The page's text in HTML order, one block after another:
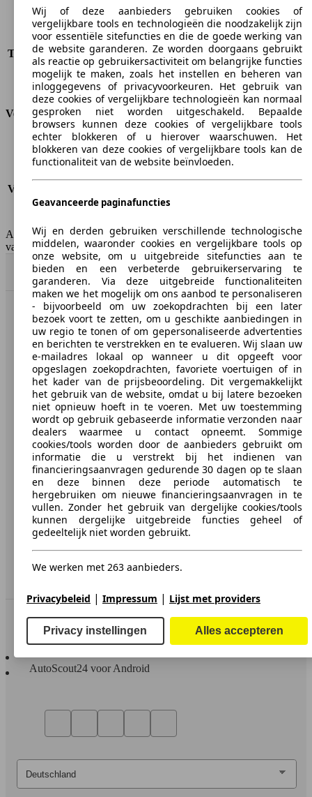
Deuren
5
Stoelen
5 - 7
Dakbelasting
-
Trekgewicht (ongeremd) -
Trekgewicht (geremd)
900 kg
Kofferbak capaciteit
600 - 1867 l
Verbruik
CO2-uitstoot*
118 g/km (komb.)
Verbruik (stad)
6.4 l/100km
Verbruik (gemiddeld)*
Emissieklasse
Euro 6b
AutoScout24 Belgium NV is niet aansprakelijk voor de juistheid
van de gegevens.
Naar boven
AutoScout24: de grootste online automarkt in Europa.
AutoScout24
Over AutoScout24
Pers
Disclaimer
Wettelijke rechten
Privacy
Media
Toegankelijkheidsverklaring
In contact te blijven
AutoScout24 voor Android
Wij of deze aanbieders gebruiken cookies of
vergelijkbare tools en technologieën die noodzakelijk zijn
voor essentiële sitefuncties en die de goede werking van
de website garanderen. Ze worden doorgaans gebruikt
als reactie op gebruikersactiviteit om belangrijke functies
mogelijk te maken, zoals het instellen en beheren van
inloggegevens of privacyvoorkeuren. Het gebruik van
deze cookies of vergelijkbare technologieën kan normaal
gesproken niet worden uitgeschakeld. Bepaalde
browsers kunnen deze cookies of vergelijkbare tools
echter blokkeren of u hierover waarschuwen. Het
blokkeren van deze cookies of vergelijkbare tools kan de
functionaliteit van de website beïnvloeden.
Geavanceerde paginafuncties
Wij en derden gebruiken verschillende technologische
middelen, waaronder cookies en vergelijkbare tools op
onze website, om u uitgebreide sitefuncties aan te
bieden en een verbeterde gebruikerservaring te
garanderen. Via deze uitgebreide functionaliteiten
maken we het mogelijk om ons aanbod te personaliseren
- bijvoorbeeld om uw zoekopdrachten bij een later
bezoek voort te zetten, om u geschikte aanbiedingen in
uw regio te tonen of om gepersonaliseerde advertenties
en berichten te verstrekken en te evalueren. Wij slaan uw
e-mailadres lokaal op wanneer u dit opgeeft voor
opgeslagen zoekopdrachten, favoriete voertuigen of in
het kader van de prijsbeoordeling. Dit vergemakkelijkt
het gebruik van de website, omdat u bij latere bezoeken
niet opnieuw hoeft in te voeren. Met uw toestemming
wordt op gebruik gebaseerde informatie verzonden naar
dealers waarmee u contact opneemt. Sommige
cookies/tools worden door de aanbieders gebruikt om
informatie die u verstrekt bij het indienen van
financieringsaanvragen gedurende 30 dagen op te slaan
en deze binnen deze periode automatisch te
hergebruiken om nieuwe financieringsaanvragen in te
vullen. Zonder het gebruik van dergelijke cookies/tools
kunnen dergelijke uitgebreide functies geheel of
gedeeltelijk niet worden gebruikt.
We werken met 263 aanbieders.
Privacybeleid | Impressum | Lijst met providers
Privacy instellingen Alles accepteren